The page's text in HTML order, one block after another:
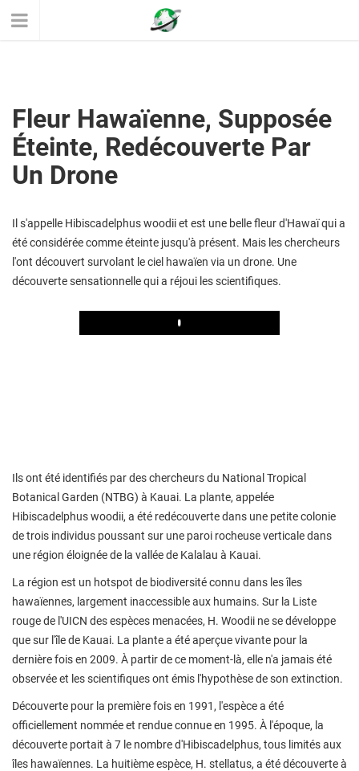
Fleur Hawaïenne, Supposée
Éteinte, Redécouverte Par
Un Drone
Il s'appelle Hibiscadelphus woodii et est une belle fleur d'Hawaï qui a
été considérée comme éteinte jusqu'à présent. Mais les chercheurs
l'ont découvert survolant le ciel hawaïen via un drone. Une
découverte sensationnelle qui a réjoui les scientifiques.
Play
Ils ont été identifiés par des chercheurs du National Tropical
Botanical Garden (NTBG) à Kauai. La plante, appelée
Hibiscadelphus woodii, a été redécouverte dans une petite colonie
de trois individus poussant sur une paroi rocheuse verticale dans
une région éloignée de la vallée de Kalalau à Kauai.
La région est un hotspot de biodiversité connu dans les îles
hawaïennes, largement inaccessible aux humains. Sur la Liste
rouge de l'UICN des espèces menacées, H. Woodii ne se développe
que sur l'île de Kauai. La plante a été aperçue vivante pour la
dernière fois en 2009. À partir de ce moment-là, elle n'a jamais été
observée et les scientifiques ont émis l'hypothèse de son extinction.
Découverte pour la première fois en 1991, l'espèce a été
officiellement nommée et rendue connue en 1995. À l'époque, la
découverte portait à 7 le nombre d'Hibiscadelphus, tous limités aux
îles hawaïennes. La huitième espèce, H. stellatus, a été découverte à